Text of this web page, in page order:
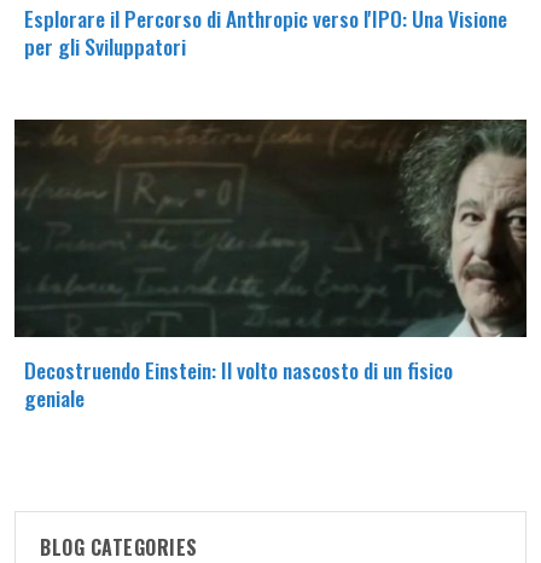
Esplorare il Percorso di Anthropic verso l'IPO: Una Visione
per gli Sviluppatori
Decostruendo Einstein: Il volto nascosto di un fisico
geniale
BLOG CATEGORIES